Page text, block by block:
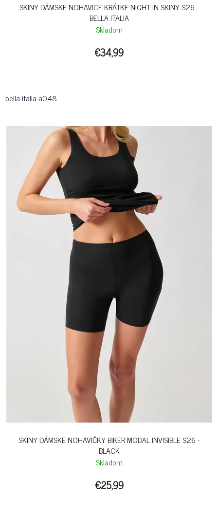
SKINY DÁMSKE NOHAVICE KRÁTKE NIGHT IN SKINY S26 -
BELLA ITALIA
Skladom
€34,99
bella italia-a048
SKINY DÁMSKE NOHAVIČKY BIKER MODAL INVISIBLE S26 -
BLACK
Skladom
€25,99